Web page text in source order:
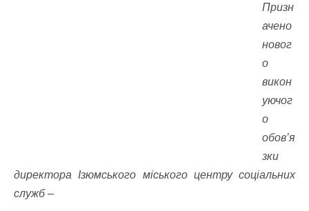
Призн
ачено
новог
о
викон
уючог
о
обов’я
зки
директора Ізюмського міського центру соціальних
служб –